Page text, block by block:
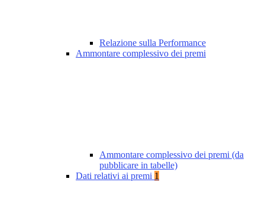
Relazione sulla Performance
Ammontare complessivo dei premi
Ammontare complessivo dei premi (da
pubblicare in tabelle)
Dati relativi ai premi 1